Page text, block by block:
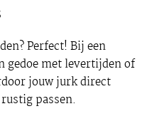
Perfect! Bij een
gedoe met levertijden of
jouw jurk direct
passen.